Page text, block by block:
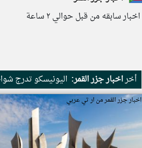
اخبار سابقه من قبل حوالي ٢ ساعة
أخراخبار جزر القمر: اليونيسكو تدرج
اخبار جزر القمر من ار تي عربي